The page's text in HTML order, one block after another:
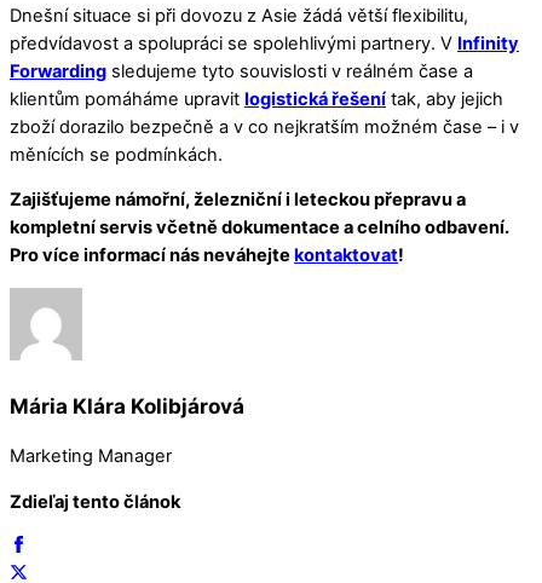
Dnešní situace si při dovozu z Asie žádá větší flexibilitu,
předvídavost a spolupráci se spolehlivými partnery. V Infinity
Forwarding sledujeme tyto souvislosti v reálném čase a
klientům pomáháme upravit logistická řešení tak, aby jejich
zboží dorazilo bezpečně a v co nejkratším možném čase – i v
měnících se podmínkách.
Zajišťujeme námořní, železniční i leteckou přepravu a
kompletní servis včetně dokumentace a celního odbavení.
Pro více informací nás neváhejte kontaktovat!
Mária Klára Kolibjárová
Marketing Manager
Zdieľaj tento článok